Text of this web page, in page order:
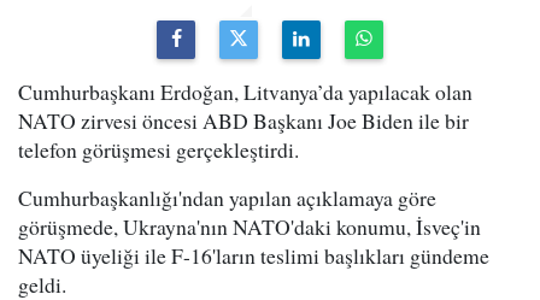
Cumhurbaşkanı Erdoğan, Litvanya’da yapılacak olan
NATO zirvesi öncesi ABD Başkanı Joe Biden ile bir
telefon görüşmesi gerçekleştirdi.
Cumhurbaşkanlığı'ndan yapılan açıklamaya göre
görüşmede, Ukrayna'nın NATO'daki konumu, İsveç'in
NATO üyeliği ile F-16'ların teslimi başlıkları gündeme
geldi.